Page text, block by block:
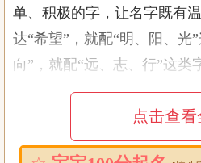
单、积极的字，让名字既有
达“希望”，就配“明、阳、光
向”，就配“远、志、行”这类
配“安、宁、和”这类字。不
而更顺口，也更容易让人记
点击查看